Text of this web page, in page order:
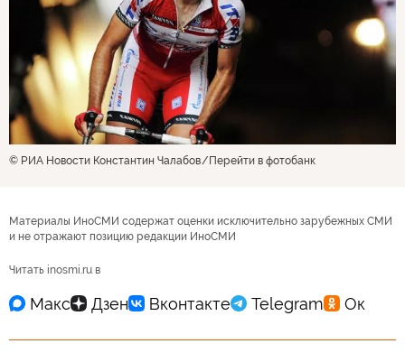
© РИА Новости Константин Чалабов Перейти в фотобанк
Материалы ИноСМИ содержат оценки исключительно зарубежных СМИ
и не отражают позицию редакции ИноСМИ
Читать inosmi.ru в